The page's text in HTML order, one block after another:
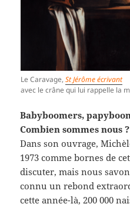
Le Caravage, St Jérôme écrivant
avec le crâne qui lui rappelle la
Babyboomers,
Combien sommes nous ?
Dans son ouvrage,
1973 comme bornes de
discuter, mais nous
connu un rebond
cette année-là, 200 000